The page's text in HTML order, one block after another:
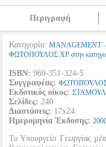
Περιγραφή
Κατηγορία:
ΦΩΤΟΠΟΥΛΟΣ ΧΡ στην
ISBN: 960-351-324-5
Συγγραφέας:
Εκδοτικός οίκος:
Σελίδες: 240
Διαστάσεις: 17x24
Ημερομηνία Έκδοσης:
Το Υπουργείο Γεωργίας